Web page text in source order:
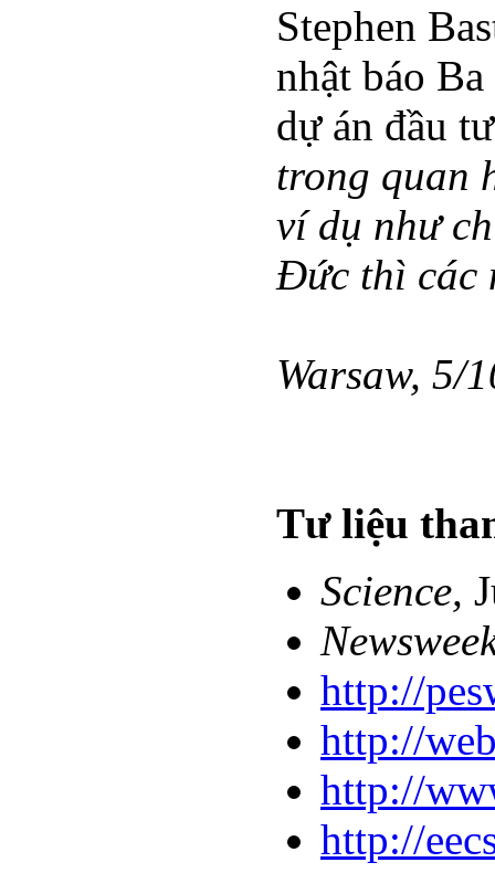
Stephen
nhật báo
dự án đầu
trong quan
ví dụ như
Đức thì các
Warsaw, 5/
Tư liệu
Science,
http://
http://
http://
http://